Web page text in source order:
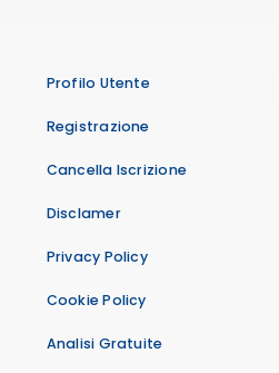
Profilo Utente
Registrazione
Cancella Iscrizione
Disclamer
Privacy Policy
Cookie Policy
Analisi Gratuite